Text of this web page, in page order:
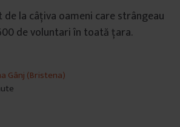
de la câțiva oameni care strângeau
de voluntari în toată țara.
Gânj (Bristena)